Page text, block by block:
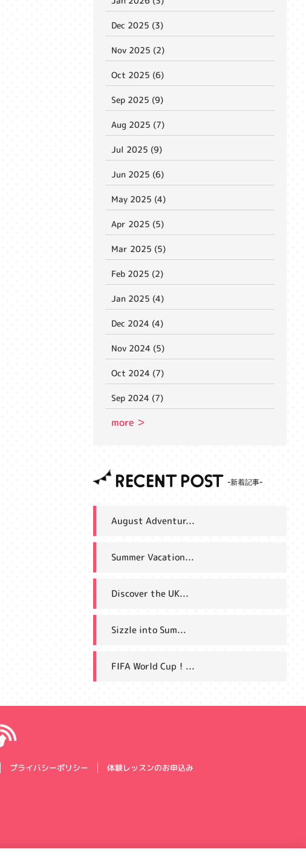
Dec 2025 (3)
Nov 2025 (2)
Oct 2025 (6)
Sep 2025 (9)
Aug 2025 (7)
Jul 2025 (9)
Jun 2025 (6)
May 2025 (4)
Apr 2025 (5)
Mar 2025 (5)
Feb 2025 (2)
Jan 2025 (4)
Dec 2024 (4)
Nov 2024 (5)
Oct 2024 (7)
Sep 2024 (7)
more ＞
RECENT POST
August Adventur...
Summer Vacation...
Discover the UK...
Sizzle into Sum...
FIFA World Cup！...
プライバシーポリシー 体験レッスンのお申込み